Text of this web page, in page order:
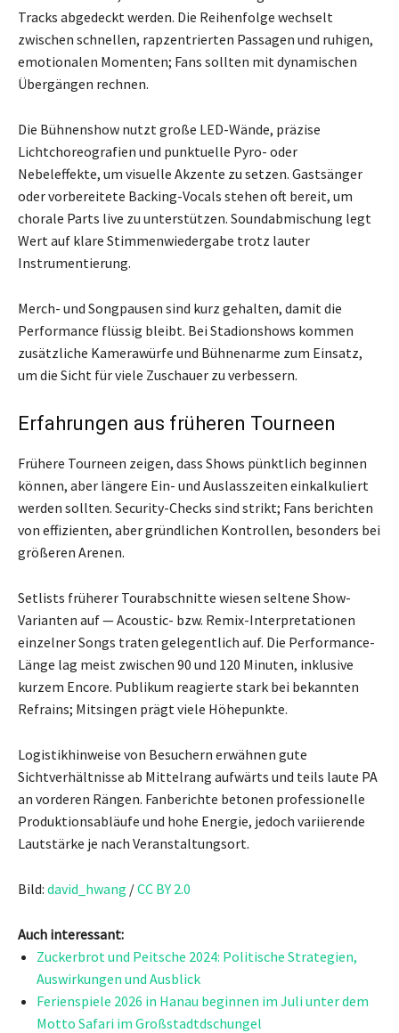
Tracks abgedeckt werden. Die Reihenfolge wechselt
zwischen schnellen, rapzentrierten Passagen und ruhigen,
emotionalen Momenten; Fans sollten mit dynamischen
Übergängen rechnen.
Die Bühnenshow nutzt große LED-Wände, präzise
Lichtchoreografien und punktuelle Pyro- oder
Nebeleffekte, um visuelle Akzente zu setzen. Gastsänger
oder vorbereitete Backing-Vocals stehen oft bereit, um
chorale Parts live zu unterstützen. Soundabmischung legt
Wert auf klare Stimmenwiedergabe trotz lauter
Instrumentierung.
Merch- und Songpausen sind kurz gehalten, damit die
Performance flüssig bleibt. Bei Stadionshows kommen
zusätzliche Kamerawürfe und Bühnenarme zum Einsatz,
um die Sicht für viele Zuschauer zu verbessern.
Erfahrungen aus früheren Tourneen
Frühere Tourneen zeigen, dass Shows pünktlich beginnen
können, aber längere Ein- und Auslasszeiten einkalkuliert
werden sollten. Security-Checks sind strikt; Fans berichten
von effizienten, aber gründlichen Kontrollen, besonders bei
größeren Arenen.
Setlists früherer Tourabschnitte wiesen seltene Show-
Varianten auf — Acoustic- bzw. Remix-Interpretationen
einzelner Songs traten gelegentlich auf. Die Performance-
Länge lag meist zwischen 90 und 120 Minuten, inklusive
kurzem Encore. Publikum reagierte stark bei bekannten
Refrains; Mitsingen prägt viele Höhepunkte.
Logistikhinweise von Besuchern erwähnen gute
Sichtverhältnisse ab Mittelrang aufwärts und teils laute PA
an vorderen Rängen. Fanberichte betonen professionelle
Produktionsabläufe und hohe Energie, jedoch variierende
Lautstärke je nach Veranstaltungsort.
Bild: david_hwang /CC BY 2.0
Auch interessant:
Zuckerbrot und Peitsche 2024: Politische Strategien,
Auswirkungen und Ausblick
Ferienspiele 2026 in Hanau beginnen im Juli unter dem
Motto Safari im Großstadtdschungel